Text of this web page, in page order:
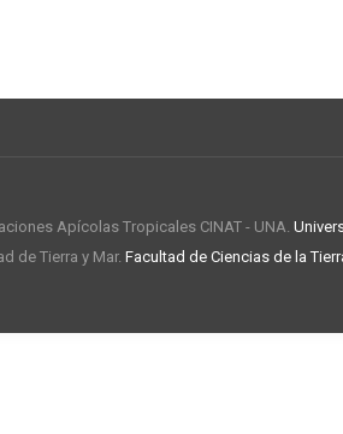
Apícolas Tropicales CINAT - UNA.
de Tierra y Mar.Facultad de Ciencias de la